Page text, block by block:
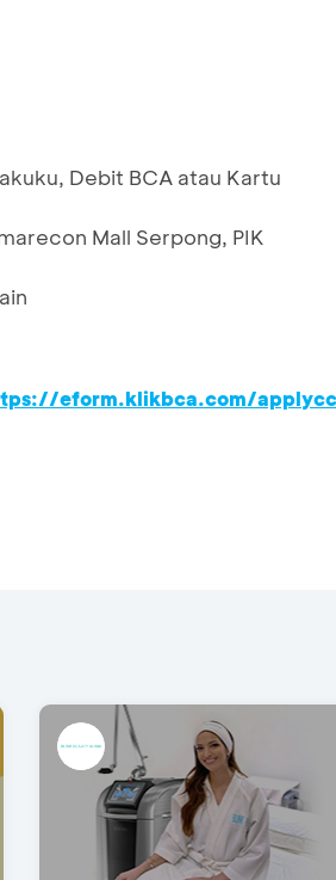
Debit BCA atau Kartu
Mall Serpong, PIK
eform.klikbca.com/